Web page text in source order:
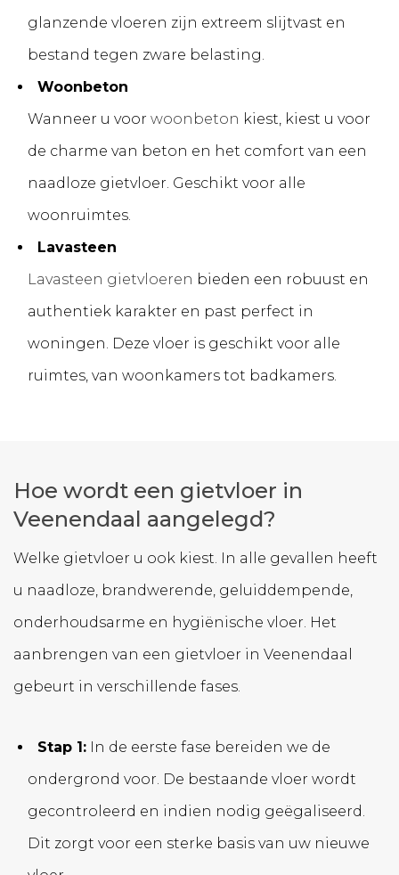
glanzende vloeren zijn extreem slijtvast en
bestand tegen zware belasting.
Woonbeton
Wanneer u voor woonbeton kiest, kiest u voor
de charme van beton en het comfort van een
naadloze gietvloer. Geschikt voor alle
woonruimtes.
Lavasteen
Lavasteen gietvloeren bieden een robuust en
authentiek karakter en past perfect in
woningen. Deze vloer is geschikt voor alle
ruimtes, van woonkamers tot badkamers.
Hoe wordt een gietvloer in
Veenendaal aangelegd?
Welke gietvloer u ook kiest. In alle gevallen heeft
u naadloze, brandwerende, geluiddempende,
onderhoudsarme en hygiënische vloer. Het
aanbrengen van een gietvloer in Veenendaal
gebeurt in verschillende fases.
Stap 1:In de eerste fase bereiden we de
ondergrond voor. De bestaande vloer wordt
gecontroleerd en indien nodig geëgaliseerd.
Dit zorgt voor een sterke basis van uw nieuwe